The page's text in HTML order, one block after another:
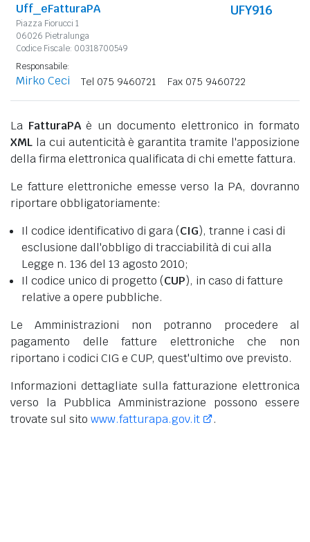
Uff_eFatturaPA
Piazza Fiorucci 1
06026 Pietralunga
Codice Fiscale: 00318700549
UFY916
Responsabile:
Mirko Ceci Tel 075 9460721 Fax 075 9460722
La FatturaPAè un documento elettronico in formato
XML la cui autenticità è garantita tramite l'apposizione
della firma elettronica qualificata di chi emette fattura.
Le fatture elettroniche emesse verso la PA, dovranno
riportare obbligatoriamente:
Il codice identificativo di gara (CIG), tranne i casi di
esclusione dall'obbligo di tracciabilità di cui alla
Legge n. 136 del 13 agosto 2010;
Il codice unico di progetto (CUP), in caso di fatture
relative a opere pubbliche.
Le Amministrazioni non potranno procedere al
pagamento delle fatture elettroniche che non
riportano i codici CIG e CUP, quest'ultimo ove previsto.
Informazioni dettagliate sulla fatturazione elettronica
verso la Pubblica Amministrazione possono essere
trovate sul sito www.fatturapa.gov.it .